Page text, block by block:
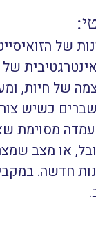
של
של חיות,
כשיש
מסוימת
או מצב
חדשה.